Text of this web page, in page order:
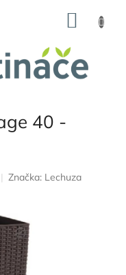
40 -
Značka: Lechuza